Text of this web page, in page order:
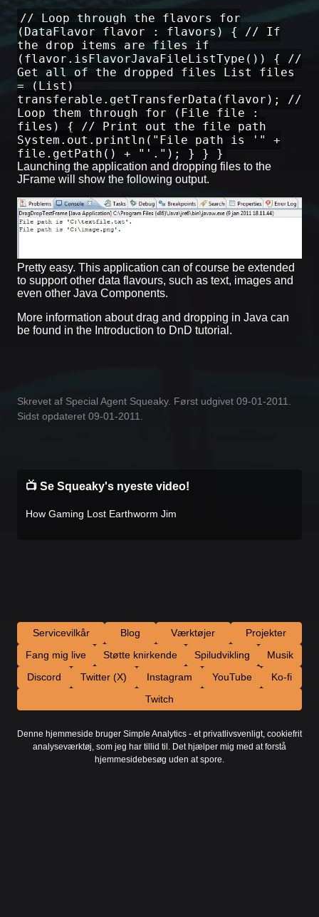
// Loop through the flavors for
(DataFlavor flavor : flavors) { // If
the drop items are files if
(flavor.isFlavorJavaFileListType()) { //
Get all of the dropped files List files
= (List)
transferable.getTransferData(flavor); //
Loop them through for (File file :
files) { // Print out the file path
System.out.println("File path is '" +
file.getPath() + "'."); } } }
Launching the application and dropping files to the
JFrame will show the following output.
Pretty easy. This application can of course be extended
to support other data flavours, such as text, images and
even other Java Components.
More information about drag and dropping in Java can
be found in the Introduction to DnD tutorial.
Skrevet af Special Agent Squeaky. Først udgivet 09-01-2011.
Sidst opdateret 09-01-2011.
📺 Se Squeaky's nyeste video!
How Gaming Lost Earthworm Jim
Servicevilkår Blog Værktøjer
Projekter
Fang mig live
Støtte knirkende Spiludvikling
Musik
Discord
Twitter (X) Instagram YouTube
Ko-fi
Twitch
Denne hjemmeside bruger Simple Analytics - et privatlivsvenligt, cookiefrit
analyseværktøj, som jeg har tillid til. Det hjælper mig med at forstå
hjemmesidebesøg uden at spore.